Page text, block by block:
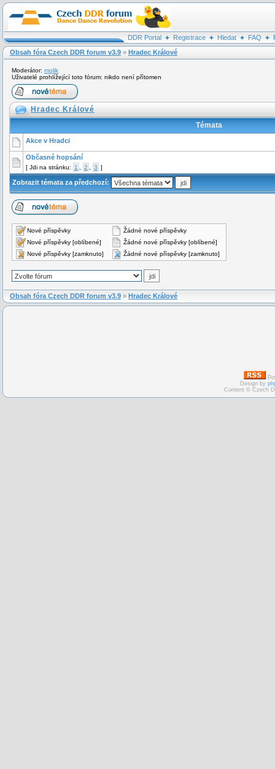
DDR Portal Registrace Hledat FAQ
Obsah fóra Czech DDR forum v3.9 » Hradec Králové
Moderátor: molik
Uživatelé prohlížející toto fórum: nikdo není přítomen
Hradec Králové
Témata
Akce v Hradci
Občasné hopsání
[ Jdi na stránku: 1 2 3 ]
Zobrazit témata za předchozí:
Nové příspěvky
Žádné nové příspěvky
Nové příspěvky [oblíbené]
Žádné nové příspěvky [oblíbené]
Nové příspěvky [zamknuto]
Žádné nové příspěvky [zamknuto]
Obsah fóra Czech DDR forum v3.9 » Hradec Králové
Design by
Content © Czech